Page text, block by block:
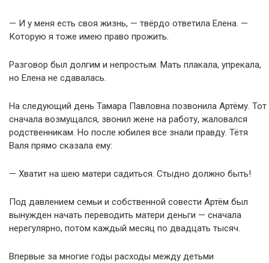
— И у меня есть своя жизнь, — твёрдо ответила Елена. —
Которую я тоже имею право прожить.
Разговор был долгим и непростым. Мать плакала, упрекала,
но Елена не сдавалась.
На следующий день Тамара Павловна позвонила Артёму. Тот
сначала возмущался, звонил жене на работу, жаловался
родственникам. Но после юбилея все знали правду. Тётя
Валя прямо сказала ему:
— Хватит на шею матери садиться. Стыдно должно быть!
Под давлением семьи и собственной совести Артём был
вынужден начать переводить матери деньги — сначала
нерегулярно, потом каждый месяц по двадцать тысяч.
Впервые за многие годы расходы между детьми